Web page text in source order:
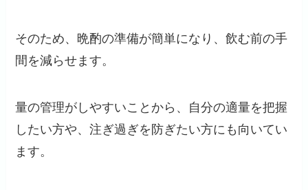
そのため、晩酌の準備が簡単になり、飲む前の手
間を減らせます。
量の管理がしやすいことから、自分の適量を把握
したい方や、注ぎ過ぎを防ぎたい方にも向いてい
ます。